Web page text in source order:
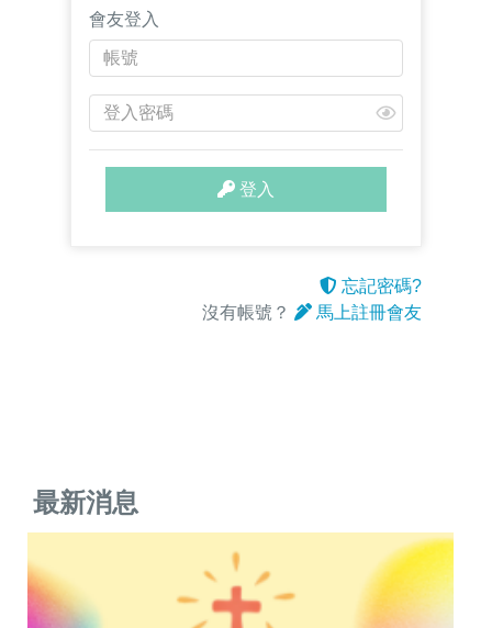
會友登入
帳
號
入
登入
忘記密碼?
沒有帳號？
馬上註冊會友
最新消息